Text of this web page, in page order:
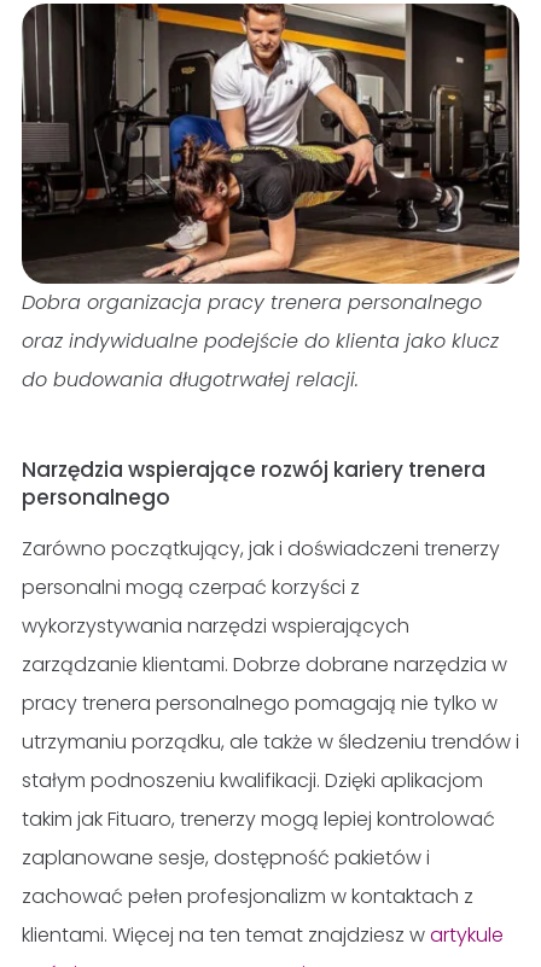
Dobra organizacja pracy trenera personalnego
oraz indywidualne podejście do klienta jako klucz
do budowania długotrwałej relacji.
Narzędzia wspierające rozwój kariery trenera
personalnego
Zarówno początkujący, jak i doświadczeni trenerzy
personalni mogą czerpać korzyści z
wykorzystywania narzędzi wspierających
zarządzanie klientami. Dobrze dobrane narzędzia w
pracy trenera personalnego pomagają nie tylko w
utrzymaniu porządku, ale także w śledzeniu trendów i
stałym podnoszeniu kwalifikacji. Dzięki aplikacjom
takim jak Fituaro, trenerzy mogą lepiej kontrolować
zaplanowane sesje, dostępność pakietów i
zachować pełen profesjonalizm w kontaktach z
klientami. Więcej na ten temat znajdziesz wartykule